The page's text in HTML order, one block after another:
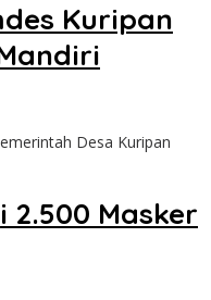
Kuripan
Desa Kuripan
2.500 Masker